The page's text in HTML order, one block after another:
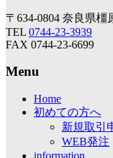
〒634-0804 奈良県橿
TEL 0744-23-3939
FAX 0744-23-6699
Menu
Home
初めての方へ
新規取引
WEB発注